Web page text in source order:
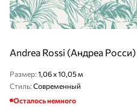
Andrea Rossi (Андреа
Размер: 1,06 x 10,05 м
Стиль: Современный
Осталось немного